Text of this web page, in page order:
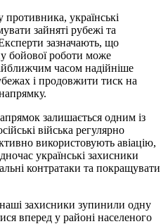
українські
зайняті рубежі та
зазначають, що
бойової роботи може
часом надійніше
і продовжити тиск на
залишається одним із
війська регулярно
використовують авіацію,
українські захисники
контратаки та покращувати
наші захисники зупинили одну
вперед у районі населеного